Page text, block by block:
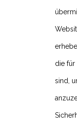
die für
sind,